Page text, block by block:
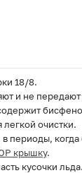
18/8.
и не
очистки.
периоды,
крышку.
кусочки льда.